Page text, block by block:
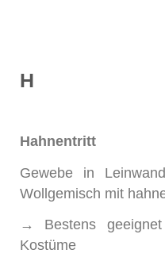
H
Hahnentritt
Gewebe in
Wollgemisch mit
→ Bestens
Kostüme